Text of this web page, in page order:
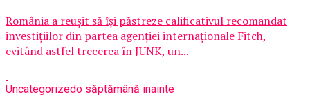
România a reușit să își păstreze calificativul recomandat
investițiilor din partea agenției internaționale Fitch,
evitând astfel trecerea în JUNK, un...
Uncategorizedo săptămână inainte